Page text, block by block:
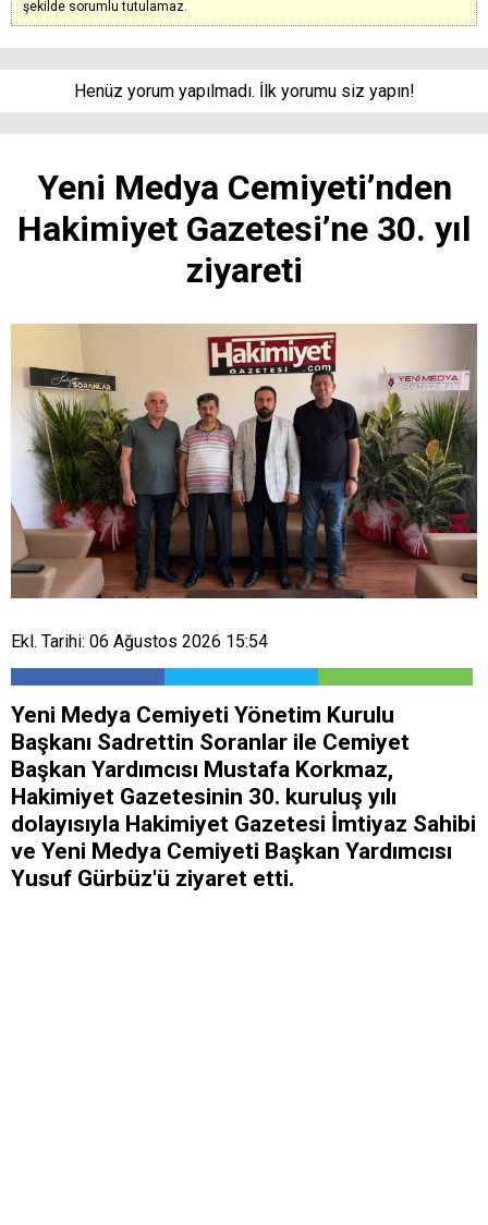
şekilde sorumlu tutulamaz.
Henüz yorum yapılmadı. İlk yorumu siz yapın!
Yeni Medya Cemiyeti’nden
Hakimiyet Gazetesi’ne 30. yıl
ziyareti
Ekl. Tarihi: 06 Ağustos 2026 15:54
Yeni Medya Cemiyeti Yönetim Kurulu
Başkanı Sadrettin Soranlar ile Cemiyet
Başkan Yardımcısı Mustafa Korkmaz,
Hakimiyet Gazetesinin 30. kuruluş yılı
dolayısıyla Hakimiyet Gazetesi İmtiyaz Sahibi
ve Yeni Medya Cemiyeti Başkan Yardımcısı
Yusuf Gürbüz'ü ziyaret etti.